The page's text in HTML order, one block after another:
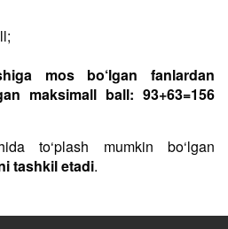
mos bo‘lgan fanlardan
maksimall ball: 93+63=156
to‘plash mumkin bo‘lgan
tashkil etadi.